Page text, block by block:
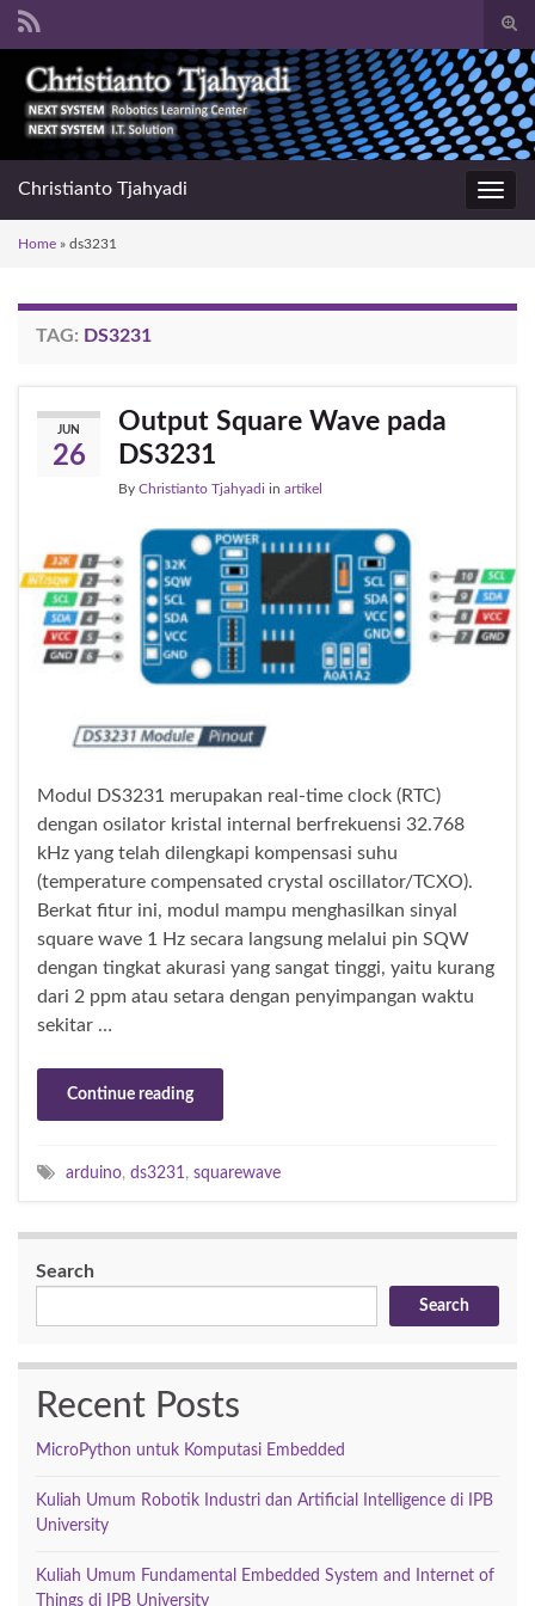
form
Search for:
Christianto Tjahyadi
Home » ds3231
TAG: DS3231
JUN
26
Output Square Wave pada
DS3231
By Christianto Tjahyadi in artikel
Modul DS3231 merupakan real-time clock (RTC)
dengan osilator kristal internal berfrekuensi 32.768
kHz yang telah dilengkapi kompensasi suhu
(temperature compensated crystal oscillator/TCXO).
Berkat fitur ini, modul mampu menghasilkan sinyal
square wave 1 Hz secara langsung melalui pin SQW
dengan tingkat akurasi yang sangat tinggi, yaitu kurang
dari 2 ppm atau setara dengan penyimpangan waktu
sekitar …
Continue reading
arduino, ds3231, squarewave
Search
Search
Recent Posts
MicroPython untuk Komputasi Embedded
Kuliah Umum Robotik Industri dan Artificial Intelligence di IPB
University
Kuliah Umum Fundamental Embedded System and Internet of
Things di IPB University